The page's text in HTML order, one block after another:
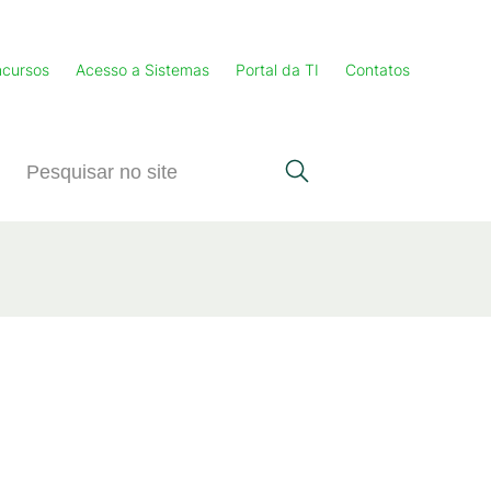
Acesso a Sistemas Portal da TI Contatos